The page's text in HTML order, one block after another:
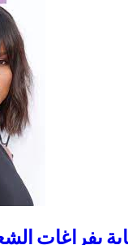
بفراغات